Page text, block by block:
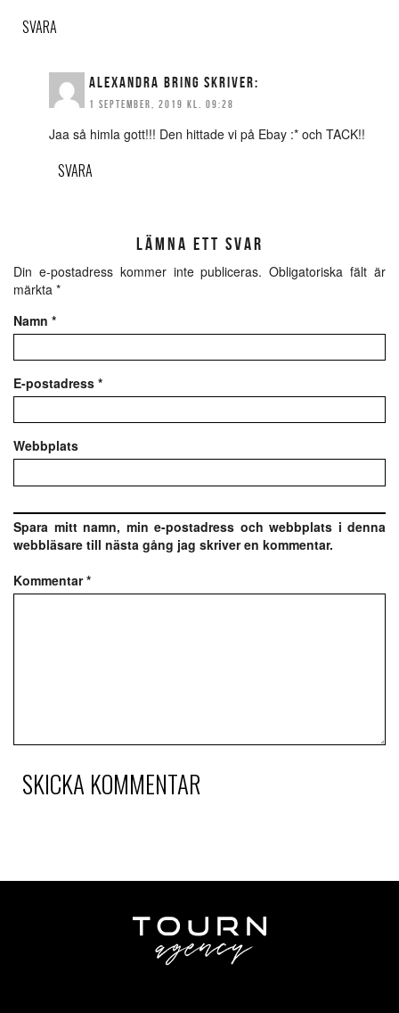
SVARA
ALEXANDRA BRING SKRIVER:
1 SEPTEMBER, 2019 KL. 09:28
Jaa så himla gott!!! Den hittade vi på Ebay :* och TACK!!
SVARA
LÄMNA ETT SVAR
Din e-postadress kommer inte publiceras. Obligatoriska fält är
märkta *
Namn *
E-postadress *
Webbplats
Spara mitt namn, min e-postadress och webbplats i denna
webbläsare till nästa gång jag skriver en kommentar.
Kommentar*
SKICKA KOMMENTAR